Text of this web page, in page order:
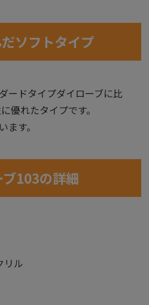
ソフトタイプ
ードタイプダイローブに比
優れたタイプです。
す。
103の詳細
ル